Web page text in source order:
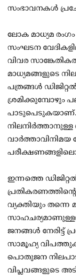
സംഭാവനകൾ
ലോക മാധ്യമ
സംഘടന
വിവര
മാധ്യമങ്ങളുടെ
പത്രങ്ങൾ
ശ്രമിക്കുമ്പോഴും
പാടുപെടുകയാണ്.
നിലനിർത്താനുള്ള
വാർത്താവിനിമയ
ഇന്നത്തെ
വ്യക്തിയും തന്നെ
ജനങ്ങൾ നേരിട്ട്
സാമൂഹ്യ
പൊതുജന
വിപ്ലവങ്ങളുടെ